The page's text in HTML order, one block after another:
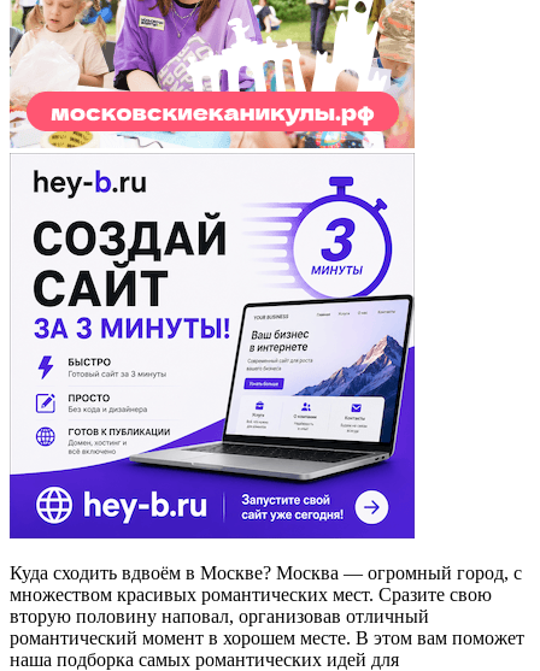
Куда сходить вдвоём в Москве? Москва — огромный город, с
множеством красивых романтических мест. Сразите свою
вторую половину наповал, организовав отличный
романтический момент в хорошем месте. В этом вам поможет
наша подборка самых романтических идей для